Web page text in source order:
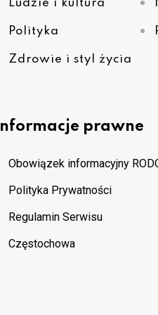
Ludzie i kultura
Polityka
Zdrowie i styl życia
Informacje prawne
Obowiązek informacyjny
Polityka Prywatności
Regulamin Serwisu
Częstochowa